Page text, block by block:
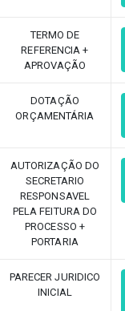
TERMO DE
REFERENCIA +
APROVAÇÃO
DOTAÇÃO
ORÇAMENTÁRIA
AUTORIZAÇÃO DO
SECRETARIO
RESPONSAVEL
PELA FEITURA DO
PROCESSO +
PORTARIA
PARECER JURIDICO
INICIAL